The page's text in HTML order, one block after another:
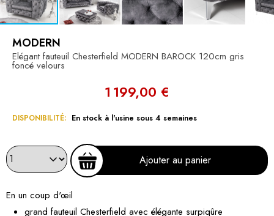
MODERN
Elégant fauteuil Chesterfield MODERN BAROCK 120cm gris
foncé velours
1 199,00 €
DISPONIBILITÉ: En stock à l'usine sous 4 semaines
Ajouter au panier
En un coup d'œil
grand fauteuil Chesterfield avec élégante surpiqûre